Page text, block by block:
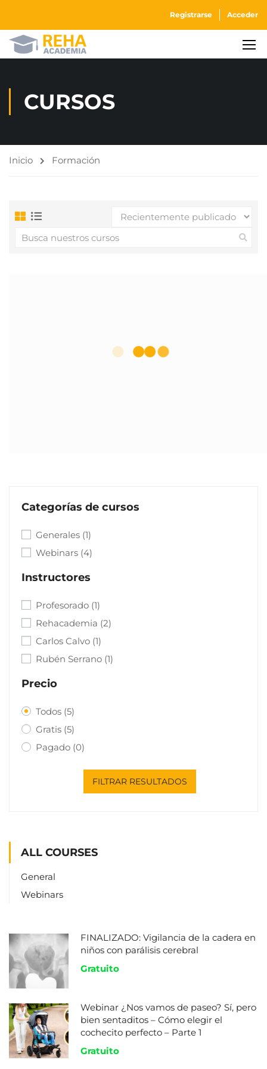
Registrarse Acceder
CURSOS
Inicio Formación
Categorías de cursos
Generales (1)
Webinars (4)
Instructores
Profesorado (1)
Rehacademia (2)
Carlos Calvo (1)
Rubén Serrano (1)
Precio
Todos (5)
Gratis (5)
Pagado (0)
FILTRAR RESULTADOS
ALL COURSES
General
Webinars
FINALIZADO: Vigilancia de la cadera en
niños con parálisis cerebral
Gratuito
Webinar ¿Nos vamos de paseo? Sí, pero
bien sentaditos – Cómo elegir el
cochecito perfecto – Parte 1
Gratuito